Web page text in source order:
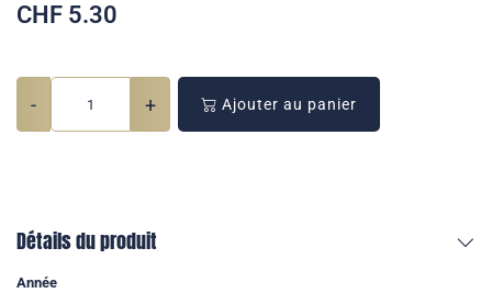
CHF 5.30
- + Ajouter au panier
Détails du produit
Année